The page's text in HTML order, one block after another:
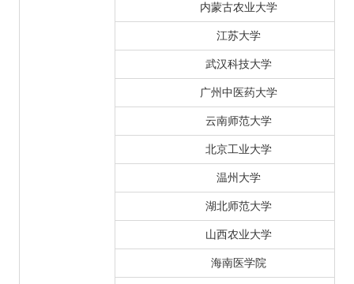
内蒙古农业大学
江苏大学
武汉科技大学
广州中医药大学
云南师范大学
北京工业大学
温州大学
湖北师范大学
山西农业大学
海南医学院